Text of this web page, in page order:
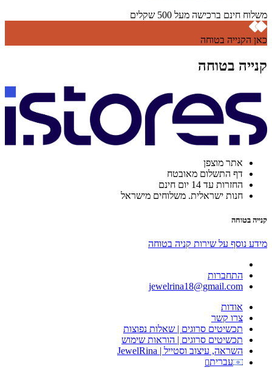
משלוח חינם ברכישה מעל 500 שקלים
כאן הקנייה בטוחה
קנייה בטוחה
אתר מוצפן
דף התשלום מאובטח
החזרות עד 14 יום חינם
חנות ישראלית. משלוחים מישראל
קנייה בטוחה
מידע נוסף על שירות קניה בטוחה
התחברות
jewelrina18@gmail.com
אודות
צרו קשר
תכשיטים סרוגים | שאלות נפוצות
תכשיטים סרוגים | הוראות שימוש
השראה, עיצוב וסטייל | JewelRina
עברית